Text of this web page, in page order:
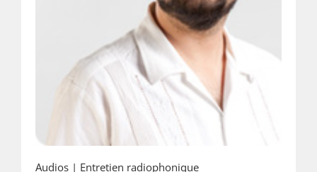
Audios | Entretien radiophonique